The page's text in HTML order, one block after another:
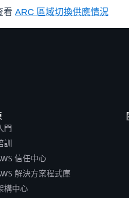
看 ARC 區域切換供應情況
門
訓
信任中心
解決方案程式庫
構中心